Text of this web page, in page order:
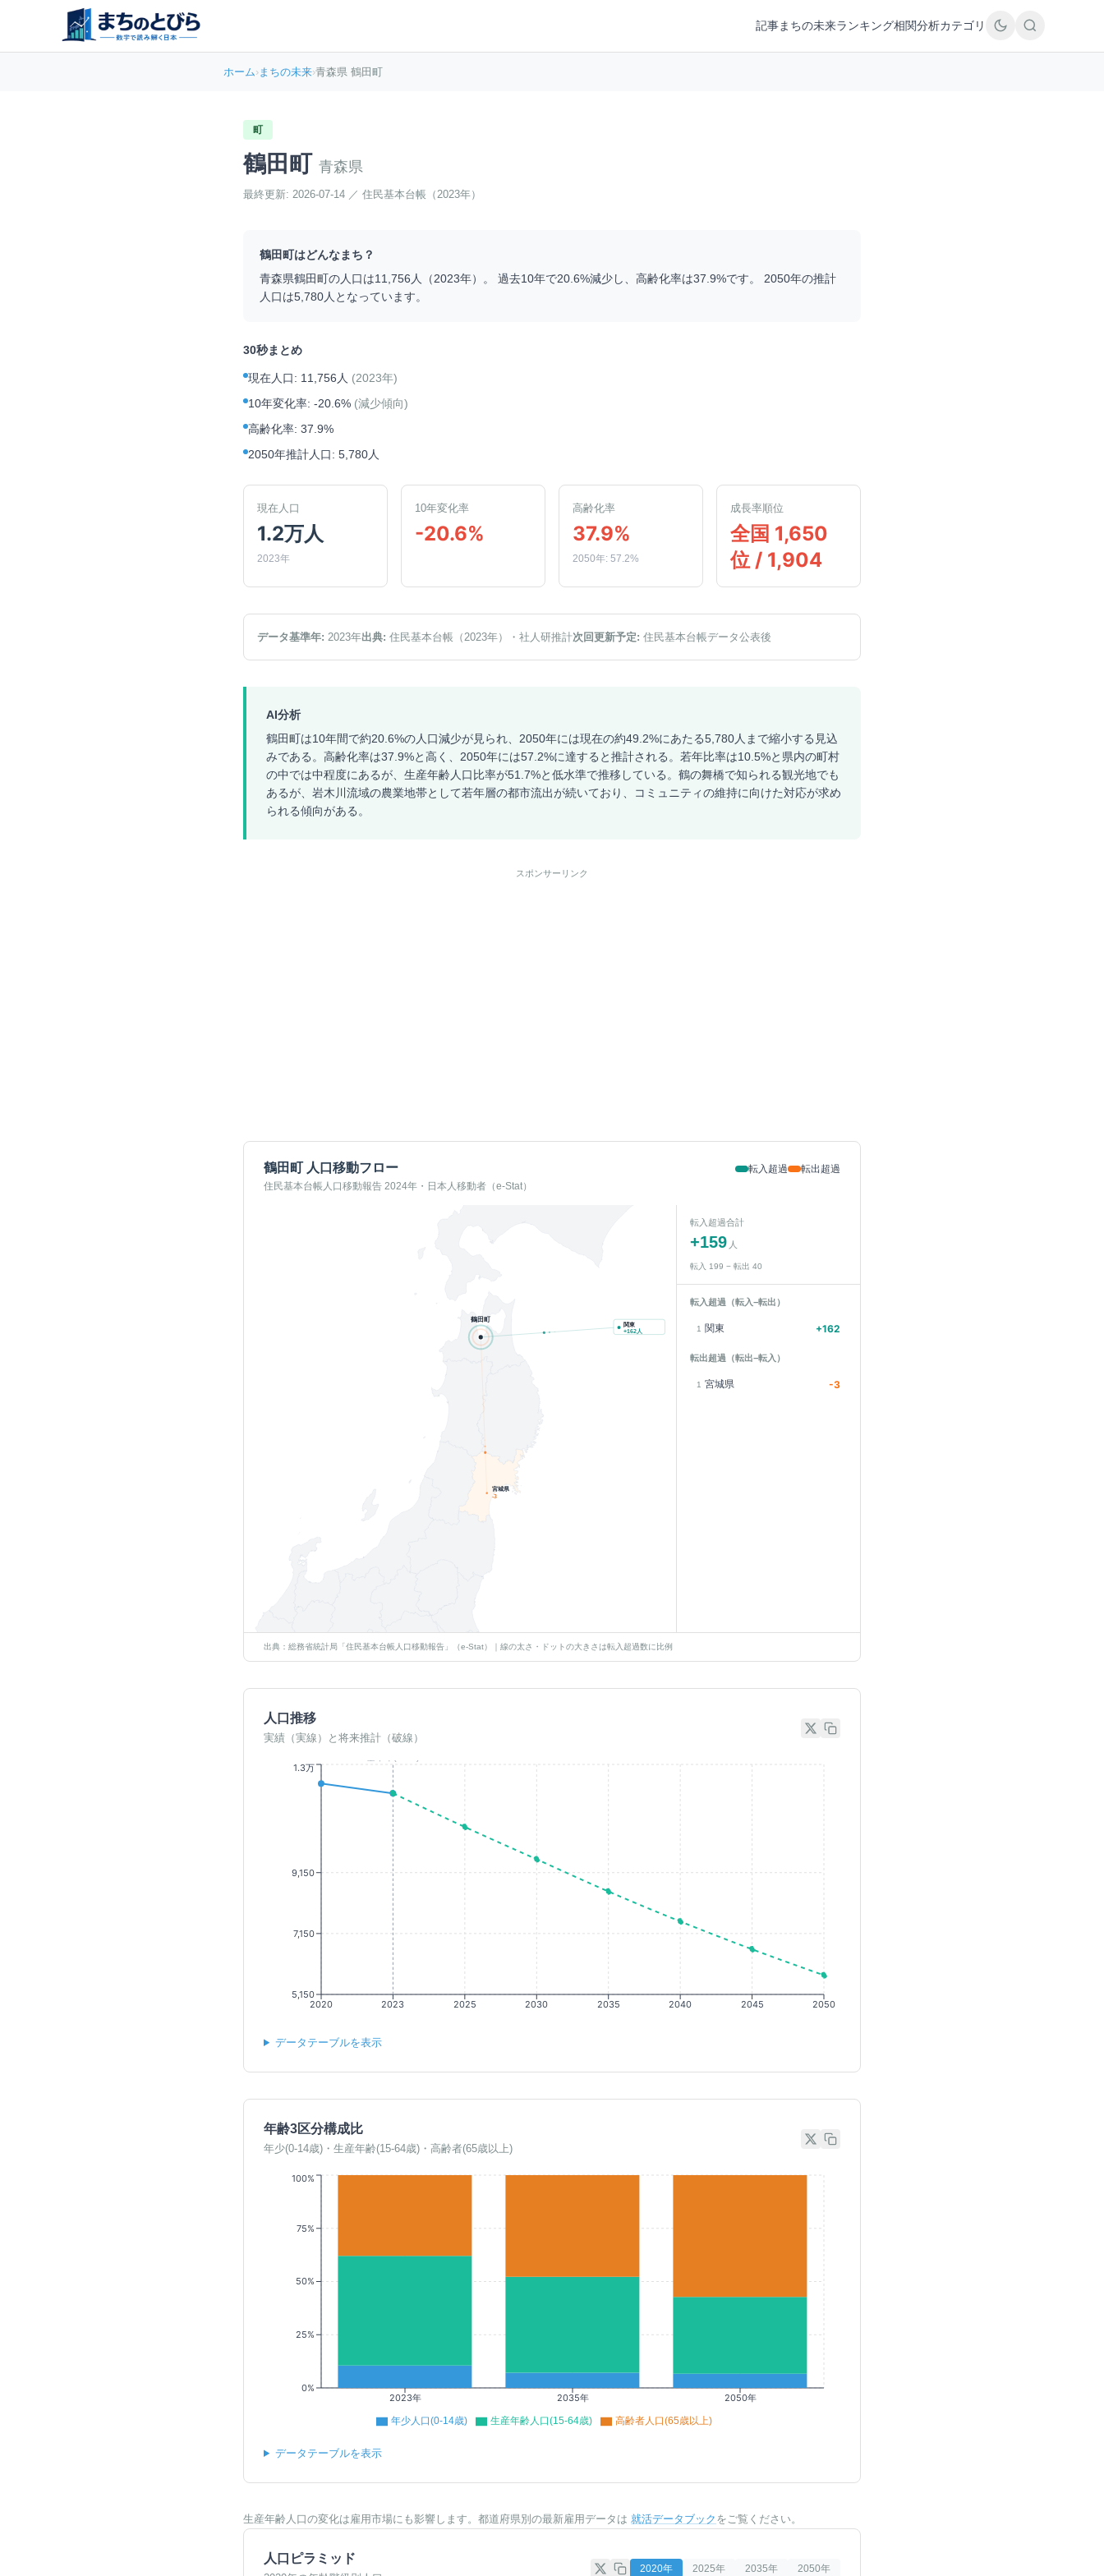
記事まちの未来ランキング相関分析カテゴリ
ホーム›まちの未来›青森県 鶴田町
町
鶴田町 青森県
最終更新: 2026-07-14 ／ 住民基本台帳（2023年）
鶴田町はどんなまち？
青森県鶴田町の人口は11,756 人（2023年）。 過去10年で20.6%減少し、高齢化率は37.9%です。 2050年の推計
人口は5,780人となっています。
30秒まとめ
現在人口: 11,756人 (2023年)
10年変化率: -20.6% (減少傾向)
高齢化率: 37.9%
2050年推計人口: 5,780人
現在人口
1.2万人
2023年
10年変化率
-20.6%
高齢化率
37.9%
2050年: 57.2%
成長率順位
全国 1,650
位 / 1,904
データ基準年: 2023年出典: 住民基本台帳（2023年） ・社人研推計次回更新予定: 住民基本台帳データ公表後
AI分析
鶴田町は10年間で約20.6%の人口減少が見られ、2050年には現在の約49.2%にあたる5,780人まで縮小する見込
みである。高齢化率は37.9%と高く、2050年には57.2%に達すると推計される。若年比率は10.5%と県内の町村
の中では中程度にあるが、生産年齢人口比率が51.7%と低水準で推移している。鶴の舞橋で知られる観光地でも
あるが、岩木川流域の農業地帯として若年層の都市流出が続いており、コミュニティの維持に向けた対応が求め
られる傾向がある。
スポンサーリンク
鶴田町 人口移動フロー
住民基本台帳人口移動報告 2024年・日本人移動者（e-Stat）
転入超過 転出超過
宮城県
-3
鶴田町
関東
+162人
転入超過合計
+159 人
転入 199 − 転出 40
転入超過（転入−転出）
1 関東 +162
転出超過（転出−転入）
1 宮城県 -3
出典：総務省統計局「住民基本台帳人口移動報告」（e-Stat）｜線の太さ・ドットの大きさは転入超過数に比例
人口推移
実績（実線）と将来推計（破線）
2020 2023 2025 2030 2035 2040 2045 2050
5,150
7,150
9,150
1.3万
データテーブルを表示
年齢3区分構成比
年少(0-14歳)・生産年齢(15-64歳)・高齢者(65歳以上)
2023年 2035年 2050年
0%
25%
50%
75%
100%
年少人口(0-14歳) 生産年齢人口(15-64歳) 高齢者人口(65歳以上)
データテーブルを表示
生産年齢人口の変化は雇用市場にも影響します。都道府県別の最新雇用データは 就活データブック をご覧ください。
人口ピラミッド
2020年 2025年 2035年 2050年